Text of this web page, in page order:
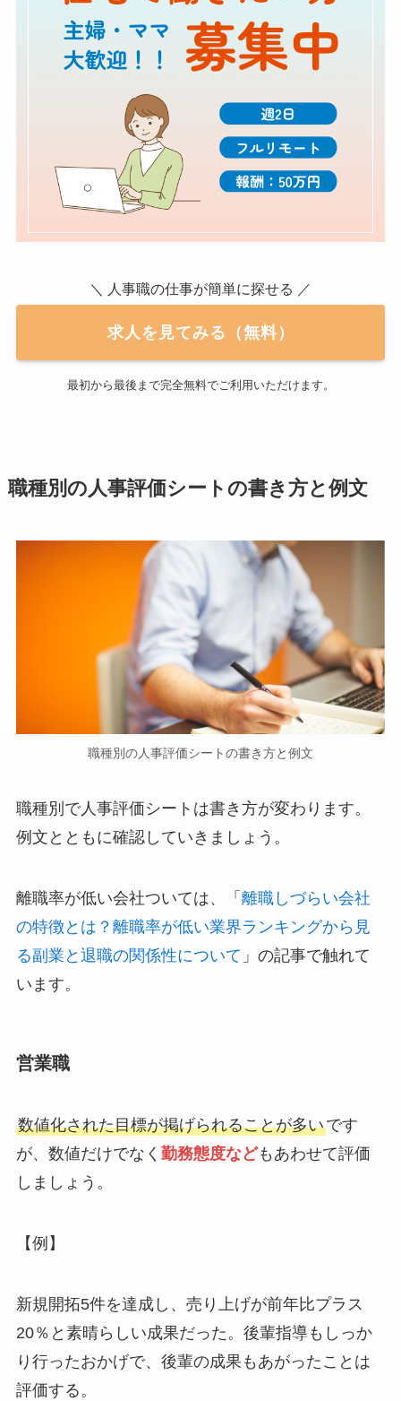
＼ 人事職の仕事が簡単に探せる ／
求人を見てみる（無料）
最初から最後まで完全無料でご利用いただけます。
職種別の人事評価シートの書き方と例文
職種別の人事評価シートの書き方と例文
職種別で人事評価シートは書き方が変わります。
例文とともに確認していきましょう。
離職率が低い会社ついては、「 離職しづらい会社
の特徴とは？離職率が低い業界ランキングから見
る副業と退職の関係性について 」の記事で触れて
います。
営業職
数値化された目標が掲げられることが多いです
が、数値だけでなく 勤務態度などもあわせて評価
しましょう。
【例】
新規開拓5件を達成し、売り上げが前年比プラス
20％と素晴らしい成果だった。後輩指導もしっか
り行ったおかげで、後輩の成果もあがったことは
評価する。